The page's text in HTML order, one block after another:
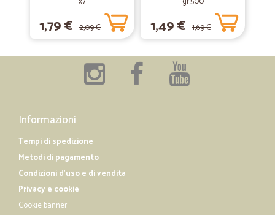
Precisi e veloci .Ottimi prezzi
Spedizione puntuale e veloce con un bel pensierino da parte vostra
1,79 € 2,09 € 1,49 € 1,69 €
Informazioni
Tempi di spedizione
Metodi di pagamento
Condizioni d'uso e di vendita
Privacy e cookie
Cookie banner